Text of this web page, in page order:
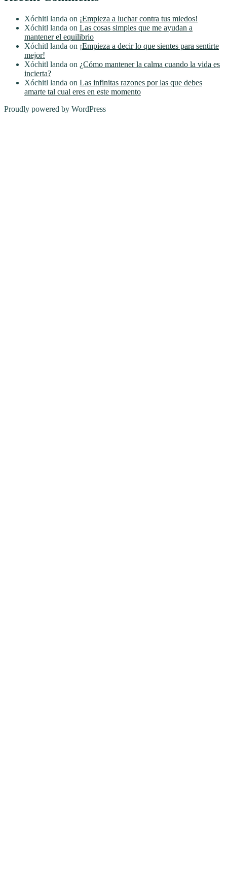
Xóchitl landa on ¡Empieza a luchar contra tus miedos!
Xóchitl landa on Las cosas simples que me ayudan a
mantener el equilibrio
Xóchitl landa on ¡Empieza a decir lo que sientes para sentirte
mejor!
Xóchitl landa on ¿Cómo mantener la calma cuando la vida es
incierta?
Xóchitl landa on Las infinitas razones por las que debes
amarte tal cual eres en este momento
Proudly powered by WordPress